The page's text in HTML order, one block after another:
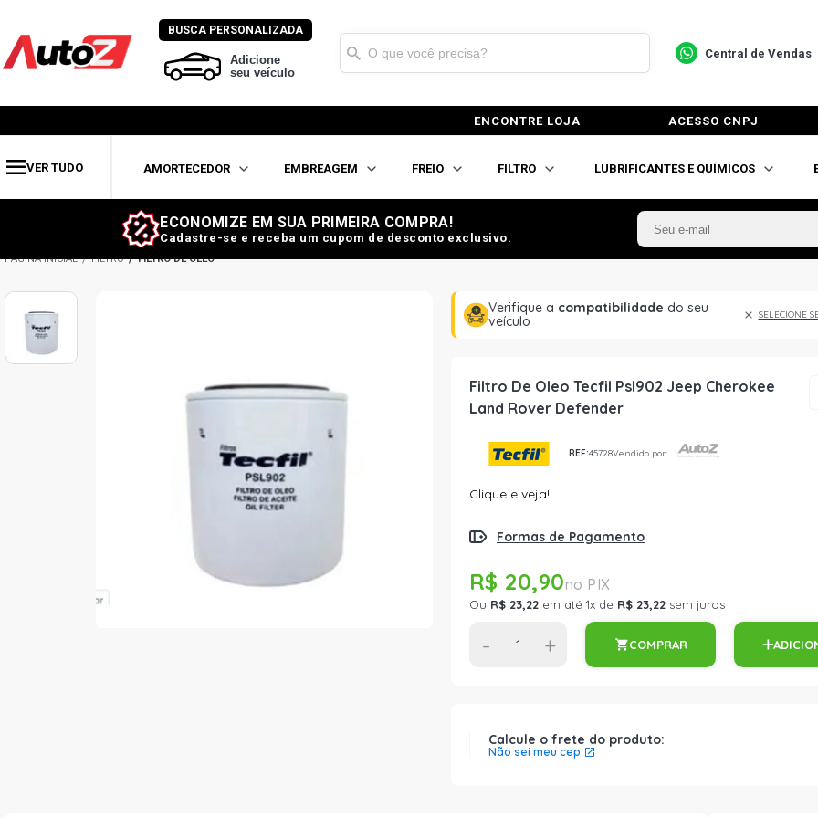
BUSCA PERSONALIZADA
Adicione
seu veículo
Central de Vendas
ENCONTRE LOJA ACESSO CNPJ
VER TUDO AMORTECEDOR EMBREAGEM FREIO FILTRO LUBRIFICANTES E QUÍMICOS
ECONOMIZE EM SUA PRIMEIRA COMPRA!
Cadastre-se e receba um cupom de desconto exclusivo.
FILTRO FILTRO DE ÓLEO
Verifique a compatibilidade do seu
veículo
SELECIONE
Filtro De Oleo Tecfil Psl902 Jeep Cherokee
Land Rover Defender
REF:45728Vendido por:
Clique e veja!
Formas de Pagamento
R$ 20,90
Ou R$ 23,22 em até 1x de R$ 23,22 sem juros
- + COMPRAR
Calcule o frete do produto:
Não sei meu cep